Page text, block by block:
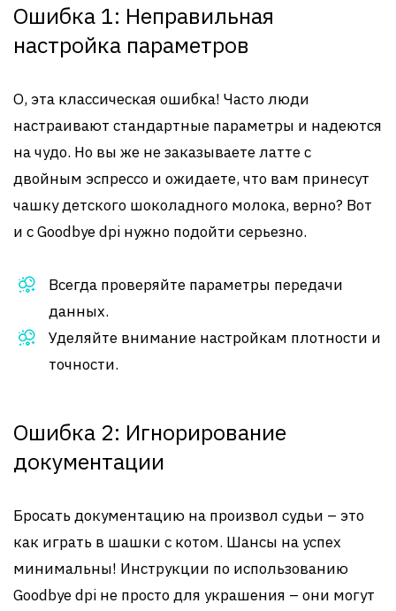
Ошибка 1: Неправильная
настройка параметров
О, эта классическая ошибка! Часто люди
настраивают стандартные параметры и надеются
на чудо. Но вы же не заказываете латте с
двойным эспрессо и ожидаете, что вам принесут
чашку детского шоколадного молока, верно? Вот
и с Goodbye dpi нужно подойти серьезно.
Всегда проверяйте параметры передачи
данных.
Уделяйте внимание настройкам плотности и
точности.
Ошибка 2: Игнорирование
документации
Бросать документацию на произвол судьи – это
как играть в шашки с котом. Шансы на успех
минимальны! Инструкции по использованию
Goodbye dpi не просто для украшения – они могут